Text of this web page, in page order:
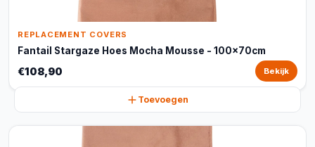
REPLACEMENT COVERS
Fantail Stargaze Hoes Mocha Mousse - 100x70cm
€108,90 Bekijk
Toevoegen